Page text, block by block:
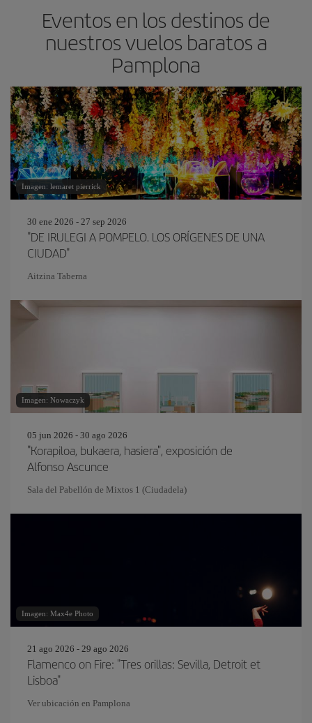
Eventos en los destinos de
nuestros vuelos baratos a
Pamplona
Imagen: lemaret pierrick
30 ene 2026 - 27 sep 2026
"DE IRULEGI A POMPELO. LOS ORÍGENES DE UNA
CIUDAD"
Aitzina Taberna
Imagen: Nowaczyk
05 jun 2026 - 30 ago 2026
"Korapiloa, bukaera, hasiera", exposición de
Alfonso Ascunce
Sala del Pabellón de Mixtos 1 (Ciudadela)
Imagen: Max4e Photo
21 ago 2026 - 29 ago 2026
Flamenco on Fire: "Tres orillas: Sevilla, Detroit et
Lisboa"
Ver ubicación en Pamplona